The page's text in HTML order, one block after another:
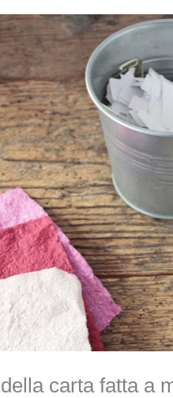
carta fatta a